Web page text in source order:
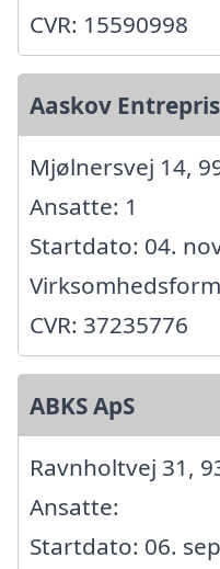
CVR: 15590998
Aaskov
Mjølnersvej 14,
Ansatte: 1
Startdato: 04.
CVR: 37235776
ABKS ApS
Ravnholtvej 31,
Ansatte:
Startdato: 06.